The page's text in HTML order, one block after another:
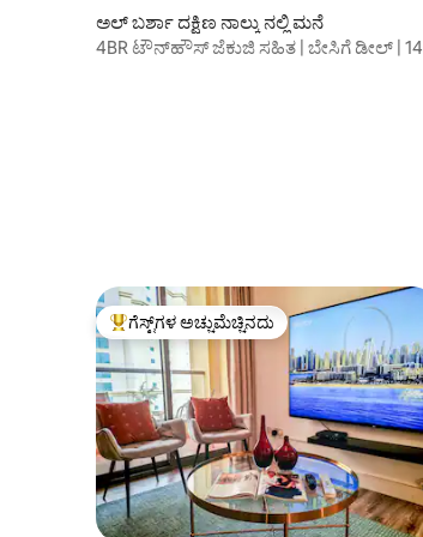
ಅಲ್ ಬರ್ಶಾ ದಕ್ಷಿಣ ನಾಲ್ಕು ನಲ್ಲಿ ಮನೆ
4BR ಟೌನ್‌ಹೌಸ್ ಜೆಕುಜಿ ಸಹಿತ | ಬೇಸಿಗೆ ಡೀಲ್ | 14
ಗೆಸ್ಟ್‌ಗಳಿಗೆ ಅತಿ ಹೆಚ್ಚು ಅಚ್ಚುಮೆಚ್ಚಿನದು
ಗೆಸ್ಟ್‌ಗಳ ಅಚ್ಚುಮೆಚ್ಚಿನದು